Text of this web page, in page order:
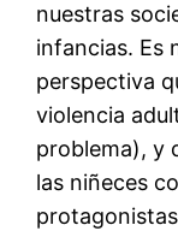
nuestras
infancias. Es
perspectiva
violencia
problema), y
las niñeces